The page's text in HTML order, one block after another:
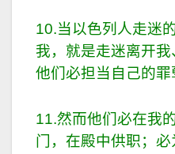
10.当以色列人走迷
我，就是走迷离开我
他们必担当自己的罪
11.然而他们必在我
门，在殿中供职；